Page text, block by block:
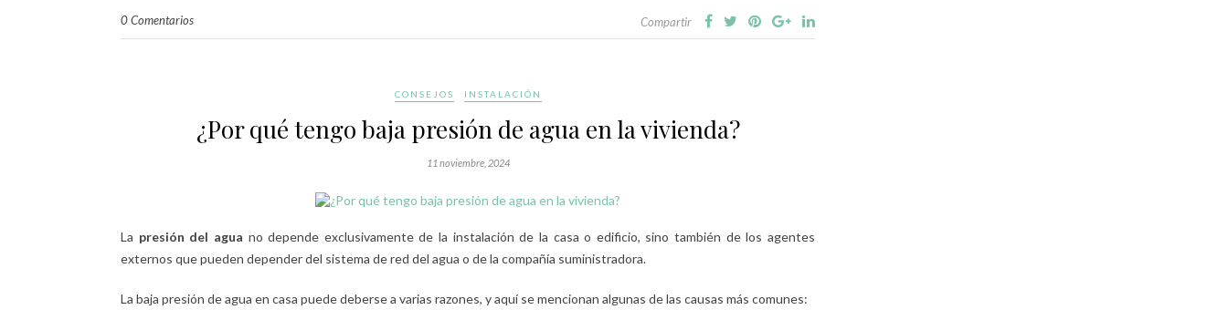
0 Comentarios Compartir
CONSEJOS INSTALACIÓN
¿Por qué tengo baja presión de agua en la vivienda?
11 noviembre, 2024
La presión del agua no depende exclusivamente de la instalación de la casa o edificio, sino también de los agentes
externos que pueden depender del sistema de red del agua o de la compañía suministradora.
La baja presión de agua en casa puede deberse a varias razones, y aquí se mencionan algunas de las causas más comunes: